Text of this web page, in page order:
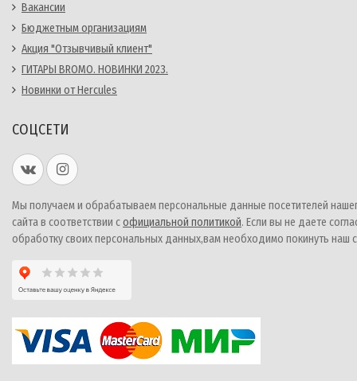
Вакансии
Бюджетным организациям
Акция "Отзывчивый клиент"
ГИТАРЫ BROMO. НОВИНКИ 2023.
Новинки от Hercules
СОЦСЕТИ
Мы получаем и обрабатываем персональные данные посетителей
сайта в соответствии софициальной политикой. Если вы не даете
обработку своих персональных данных,вам необходимо покинуть наш